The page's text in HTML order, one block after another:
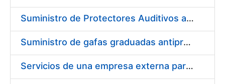
Suministro de Protectores Auditivos a medida para las personas trabajadoras de los Centros de Trabajo de Madrid y Burgos
Suministro de gafas graduadas antiproyecciones para los trabajadores de la FNMT-RCM en los centros de trabajo de Madrid y Burgos
Servicios de una empresa externa para el asesoramiento y resolución de los recursos de alzada que se presentan relacionados con procesos de selección para la FNMT-RCM